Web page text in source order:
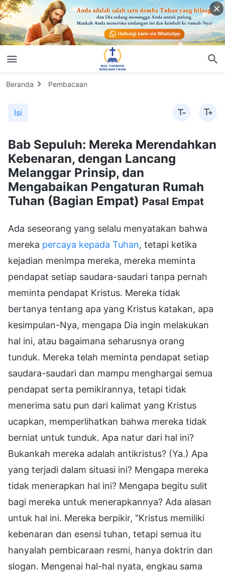
Beranda Pembacaan
Isi
Bab Sepuluh: Mereka Merendahkan
Kebenaran, dengan Lancang
Melanggar Prinsip, dan
Mengabaikan Pengaturan Rumah
Tuhan (Bagian Empat) Pasal Empat
Ada seseorang yang selalu menyatakan bahwa
mereka percaya kepada Tuhan, tetapi ketika
kejadian menimpa mereka, mereka meminta
pendapat setiap saudara-saudari tanpa pernah
meminta pendapat Kristus. Mereka tidak
bertanya tentang apa yang Kristus katakan, apa
kesimpulan-Nya, mengapa Dia ingin melakukan
hal ini, atau bagaimana seharusnya orang
tunduk. Mereka telah meminta pendapat setiap
saudara-saudari dan mampu menghargai semua
pendapat serta pemikirannya, tetapi tidak
menerima satu pun dari kalimat yang Kristus
ucapkan, memperlihatkan bahwa mereka tidak
berniat untuk tunduk. Apa natur dari hal ini?
Bukankah mereka adalah antikristus? (Ya.) Apa
yang terjadi dalam situasi ini? Mengapa mereka
tidak menerapkan hal ini? Mengapa begitu sulit
bagi mereka untuk menerapkannya? Ada alasan
untuk hal ini. Mereka berpikir, "Kristus memiliki
kebenaran dan esensi tuhan, tetapi semua itu
hanyalah pembicaraan resmi, hanya doktrin dan
slogan. Mengenai hal-hal nyata, engkau sama